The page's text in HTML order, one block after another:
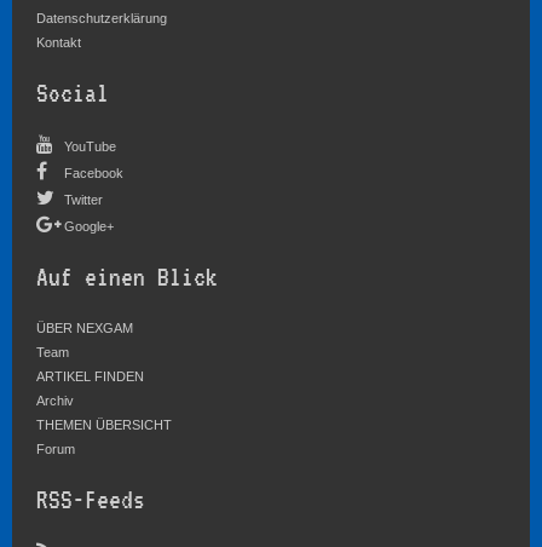
Datenschutzerklärung
Kontakt
Social
YouTube
Facebook
Twitter
Google+
Auf einen Blick
ÜBER NEXGAM
Team
ARTIKEL FINDEN
Archiv
THEMEN ÜBERSICHT
Forum
RSS-Feeds